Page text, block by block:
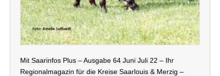
Mit Saarinfos Plus – Ausgabe 64 Juni Juli 22 – Ihr
Regionalmagazin für die Kreise Saarlouis & Merzig –